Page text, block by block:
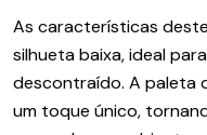
As características
silhueta baixa, ideal
descontraído. A paleta
um toque único,